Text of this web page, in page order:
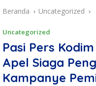
Beranda Uncategorized
Uncategorized
Pasi Pers
Apel Siaga
Kampanye